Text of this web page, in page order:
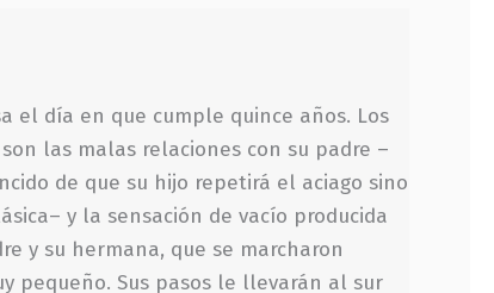
el día en que cumple quince años. Los
las malas relaciones con su padre –
de que su hijo repetirá el aciago sino
y la sensación de vacío producida
y su hermana, que se marcharon
pequeño. Sus pasos le llevarán al sur